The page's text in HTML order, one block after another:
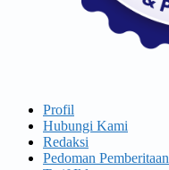
Profil
Hubungi Kami
Redaksi
Pedoman Pemberitaan